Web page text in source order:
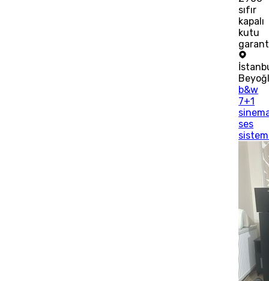
sıfır
kapalı
kutu
b&w
7+1
ses